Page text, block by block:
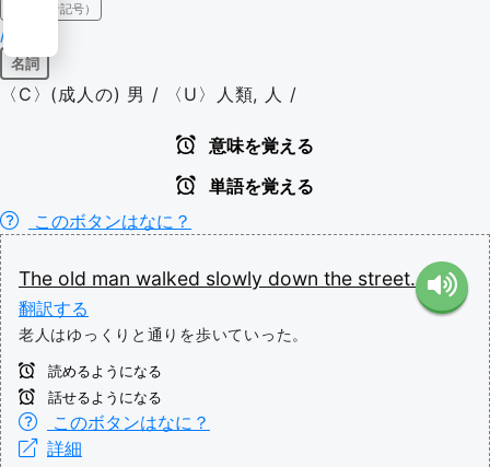
IPA（発音記号）
/mæn/
名詞
〈C〉(成人の) 男 / 〈U〉人類, 人 /
意味を覚える
単語を覚える
このボタンはなに？
The old man walked slowly down the street.
翻訳する
老人はゆっくりと通りを歩いていった。
読めるようになる
話せるようになる
このボタンはなに？
詳細